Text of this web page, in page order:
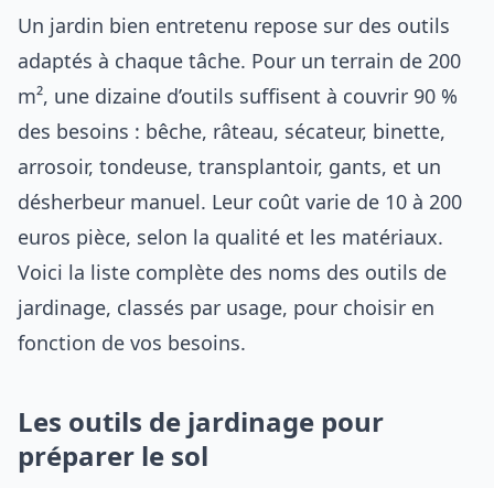
Un jardin bien entretenu repose sur des outils
adaptés à chaque tâche. Pour un terrain de 200
m², une dizaine d’outils suffisent à couvrir 90 %
des besoins : bêche, râteau, sécateur, binette,
arrosoir, tondeuse, transplantoir, gants, et un
désherbeur manuel. Leur coût varie de 10 à 200
euros pièce, selon la qualité et les matériaux.
Voici la liste complète des noms des outils de
jardinage, classés par usage, pour choisir en
fonction de vos besoins.
Les outils de jardinage pour
préparer le sol